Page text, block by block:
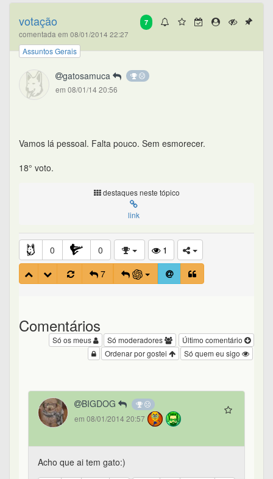
7
votação
comentada em 08/01/2014 22:27
Assuntos Gerais
gatosamuca
em 08/01/14 20:56
Vamos lá pessoal. Falta pouco. Sem esmorecer.
18° voto.
destaques neste tópico
link
0 0
1
7
Comentários
Último comentário
Só moderadores
Só os meus
Só quem eu sigo
Ordenar por gostei
BIGDOG
em 08/01/2014 20:57
Acho que ai tem gato:)